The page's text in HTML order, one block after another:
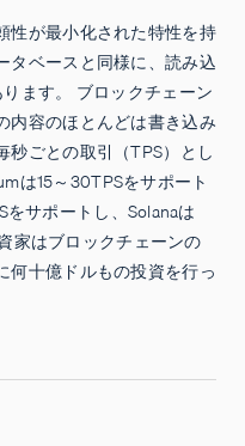
性が最小化された特性を持
タベースと同様に、読み込
ます。 ブロックチェーン
内容のほとんどは書き込み
秒ごとの取引（TPS）とし
は15～30TPSをサポート
をサポートし、Solanaは
家はブロックチェーンの
何十億ドルもの投資を行っ